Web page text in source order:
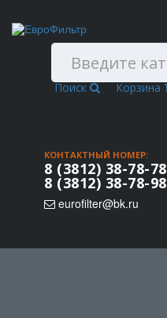
Поиск Корзина
КОНТАКТНЫЙ НОМЕР:
8 (3812) 38-78-78
8 (3812) 38-78-98
eurofilter@bk.ru